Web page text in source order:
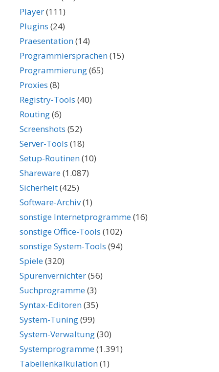
Player(111)
Plugins (24)
Praesentation(14)
Programmiersprachen(15)
Programmierung(65)
Proxies (8)
Registry-Tools (40)
Routing(6)
Screenshots (52)
Server-Tools (18)
Setup-Routinen(10)
Shareware(1.087)
Sicherheit(425)
Software-Archiv(1)
sonstige Internetprogramme(16)
sonstige Office-Tools (102)
sonstige System-Tools (94)
Spiele(320)
Spurenvernichter(56)
Suchprogramme(3)
Syntax-Editoren(35)
System-Tuning(99)
System-Verwaltung(30)
Systemprogramme(1.391)
Tabellenkalkulation(1)